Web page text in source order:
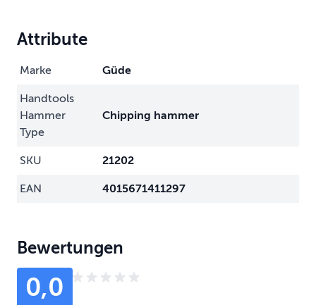
Attribute
Marke Güde
Handtools
Hammer
Type
Chipping hammer
SKU 21202
EAN 4015671411297
Bewertungen
0,0